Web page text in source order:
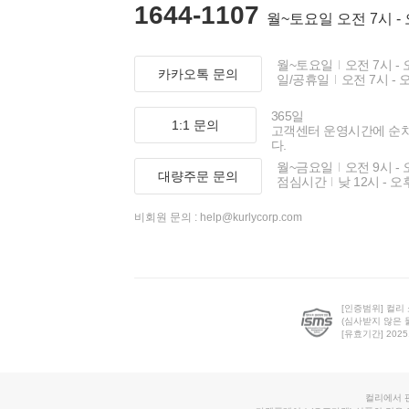
1644-1107 월~토요일 오전 7시 -
카카오톡 문의
월~토요일
오전 7시 -
일/공휴일
오전 7시 -
1:1 문의
365일
고객센터 운영시간에 순
다.
대량주문 문의
월~금요일
오전 9시 -
점심시간
낮 12시 - 오
비회원 문의 : help@kurlycorp.com
[인증범위] 컬리
(심사받지 않은
[유효기간]
컬리에서